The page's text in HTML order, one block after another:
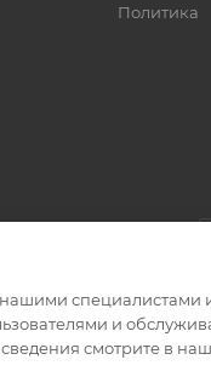
Политика
специалистами
и
смотрите в